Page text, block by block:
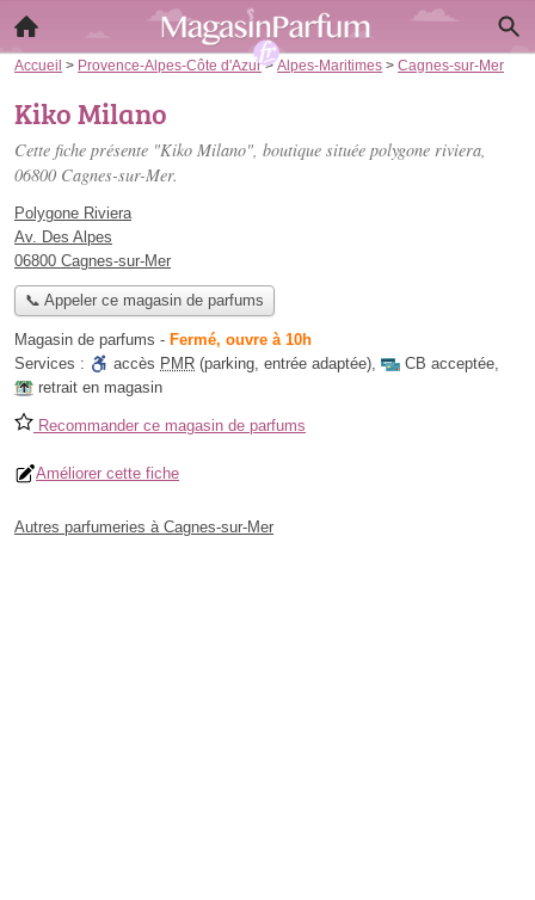
Accueil > Provence-Alpes-Côte d'Azur>Alpes-Maritimes > Cagnes-sur-Mer
Kiko Milano
Cette fiche présente "Kiko Milano", boutique située polygone riviera,
06800 Cagnes-sur-Mer.
Polygone Riviera
Av. Des Alpes
06800 Cagnes-sur-Mer
📞 Appeler ce magasin de parfums
Magasin de parfums - Fermé, ouvre à 10h
Services :
accès PMR (parking, entrée adaptée), CB acceptée,
retrait en magasin
Recommander ce magasin de parfums
Améliorer cette fiche
Autres parfumeries à Cagnes-sur-Mer